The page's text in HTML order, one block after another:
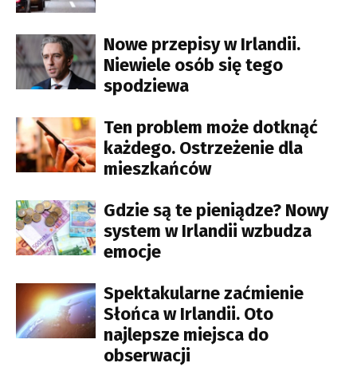
Nowe przepisy w Irlandii.
Niewiele osób się tego
spodziewa
Ten problem może dotknąć
każdego. Ostrzeżenie dla
mieszkańców
Gdzie są te pieniądze? Nowy
system w Irlandii wzbudza
emocje
Spektakularne zaćmienie
Słońca w Irlandii. Oto
najlepsze miejsca do
obserwacji